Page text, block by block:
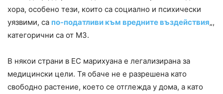
хора, особено тези, които са социално и психически
уязвими, са по-податливи към вредните въздействия„,
категорични са от МЗ.
В някои страни в ЕС марихуана е легализирана за
медицински цели. Тя обаче не е разрешена като
свободно растение, което се отглежда у дома, а като